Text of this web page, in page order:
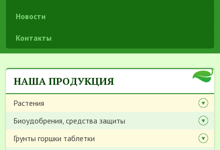
Новости
Контакты
НАША ПРОДУКЦИЯ
Растения
Биоудобрения, средства защиты
Грунты горшки таблетки